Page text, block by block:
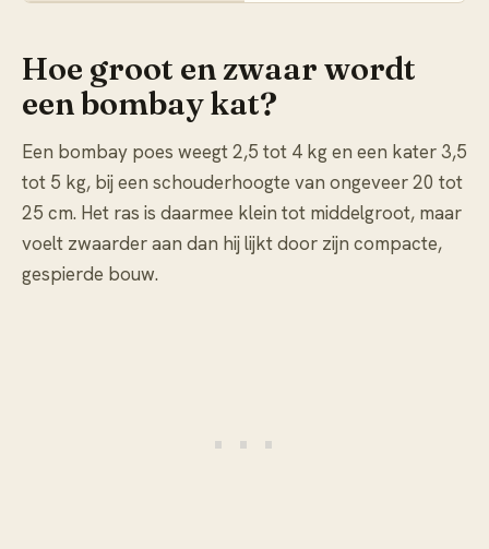
Hoe groot en zwaar wordt
een bombay kat?
Een bombay poes weegt 2,5 tot 4 kg en een kater 3,5
tot 5 kg, bij een schouderhoogte van ongeveer 20 tot
25 cm. Het ras is daarmee klein tot middelgroot, maar
voelt zwaarder aan dan hij lijkt door zijn compacte,
gespierde bouw.